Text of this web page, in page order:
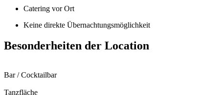
Catering vor Ort
Keine direkte Übernachtungsmöglichkeit
Besonderheiten der Location
Bar / Cocktailbar
Tanzfläche